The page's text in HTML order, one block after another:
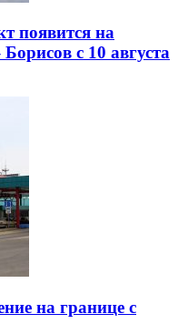
появится на
с 10 августа
на границе с